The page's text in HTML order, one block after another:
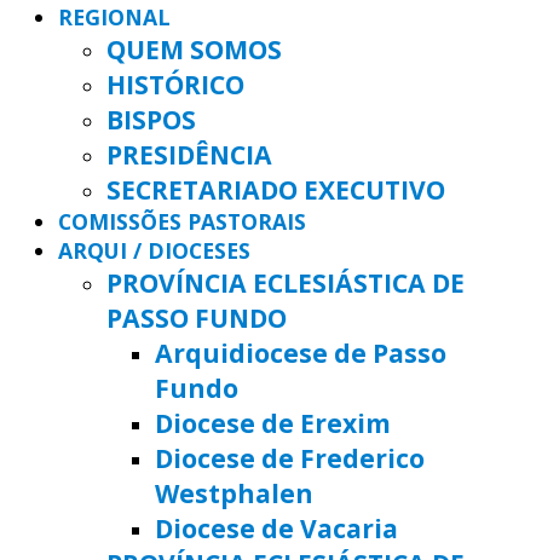
REGIONAL
QUEM SOMOS
HISTÓRICO
BISPOS
PRESIDÊNCIA
SECRETARIADO EXECUTIVO
COMISSÕES PASTORAIS
ARQUI / DIOCESES
PROVÍNCIA ECLESIÁSTICA DE
PASSO FUNDO
Arquidiocese de Passo
Fundo
Diocese de Erexim
Diocese de Frederico
Westphalen
Diocese de Vacaria